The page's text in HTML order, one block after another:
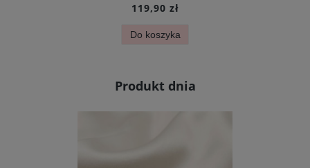
119,90 zł
Do koszyka
Produkt dnia